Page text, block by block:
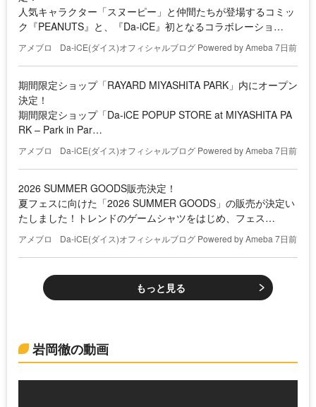
人気キャラクター「スヌーピー」と仲間たちが登場するコミッ
ク『PEANUTS』と、『Da-iCE』初となるコラボレーショ…
アメブロ Da-iCE(ダイス)オフィシャルブログ Powered by Ameba 7日前
期間限定ショップ「RAYARD MIYASHITA PARK」内にオープン
決定！
期間限定ショップ「Da-iCE POPUP STORE at MIYASHITA PA
RK – Park in Par…
アメブロ Da-iCE(ダイス)オフィシャルブログ Powered by Ameba 7日前
2026 SUMMER GOODS販売決定！
夏フェスに向けた「2026 SUMMER GOODS」の販売が決定い
たしました！トレンドのゲームシャツをはじめ、フェス…
アメブロ Da-iCE(ダイス)オフィシャルブログ Powered by Ameba 7日前
もっと見る
岩岡徹の動画